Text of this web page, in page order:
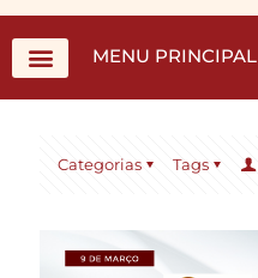
MENU PRINCIPAL
Categorias Tags